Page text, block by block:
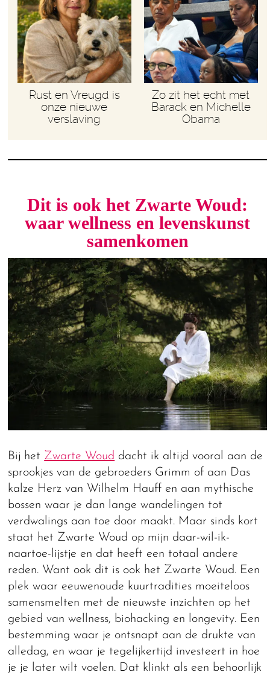
Rust en Vreugd is
onze nieuwe
verslaving
Zo zit het echt met
Barack en Michelle
Obama
Dit is ook het Zwarte Woud:
waar wellness en levenskunst
samenkomen
Bij het Zwarte Woud dacht ik altijd vooral aan de
sprookjes van de gebroeders Grimm of aan Das
kalze Herz van Wilhelm Hauff en aan mythische
bossen waar je dan lange wandelingen tot
verdwalings aan toe door maakt. Maar sinds kort
staat het Zwarte Woud op mijn daar-wil-ik-
naartoe-lijstje en dat heeft een totaal andere
reden. Want ook dit is ook het Zwarte Woud. Een
plek waar eeuwenoude kuurtradities moeiteloos
samensmelten met de nieuwste inzichten op het
gebied van wellness, biohacking en longevity. Een
bestemming waar je ontsnapt aan de drukte van
alledag, en waar je tegelijkertijd investeert in hoe
je je later wilt voelen. Dat klinkt als een behoorlijk